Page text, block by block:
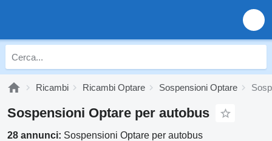
Ricambi Ricambi Optare Sospensioni Optare
Sospensioni Optare per autobus
28 annunci: Sospensioni Optare per autobus